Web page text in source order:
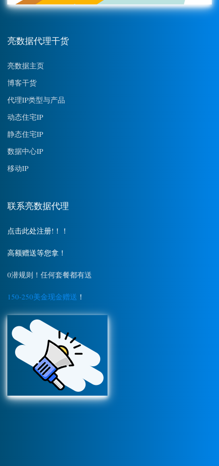
亮数据代理干货
亮数据主页
博客干货
代理IP类型与产品
动态住宅IP
静态住宅IP
数据中心IP
移动IP
联系亮数据代理
点击此处注册!！！
高额赠送等您拿！
0潜规则！任何套餐都有送
150-250美金现金赠送 ！